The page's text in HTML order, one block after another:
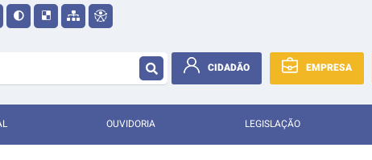
CIDADÃO EMPRESA
OUVIDORIA LEGISLAÇÃO